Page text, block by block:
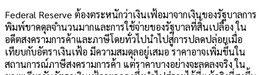
Federal Reserve ต้องตระหนักว่าเงินเฟ้อมาจากเงินของรัฐบาลการ
พิมพ์ขาดดุลจำนวนมากและการใช้จ่ายของรัฐบาลที่สิ้นเปลือง ใน
อดีตสงครามการค้าและภาษีโดยทั่วไปนำไปสู่การปลดปล่อยเมื่อ
เทียบกับอัตราเงินเฟ้อ มีความสมดุลอยู่เสมอ ราคาอาจเพิ่มขึ้นใน
สถานการณ์ภาษีสงครามการค้า แต่ราคาบางอย่างจะลดลงจริง ใน